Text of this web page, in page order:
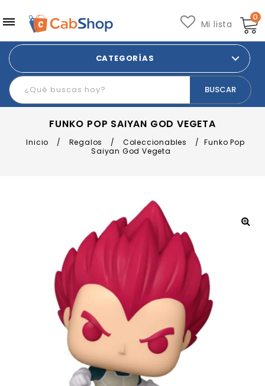
0
Mi lista
CATEGORÍAS
FUNKO POP SAIYAN GOD VEGETA
Inicio / Regalos / Coleccionables /
Funko Pop
Saiyan God Vegeta